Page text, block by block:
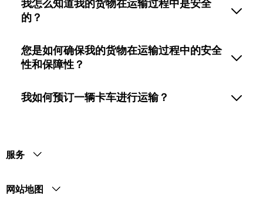
我怎么知道我的货物在运输过程中是安全
的？
您是如何确保我的货物在运输过程中的安全
性和保障性？
我如何预订一辆卡车进行运输？
服务
网站地图